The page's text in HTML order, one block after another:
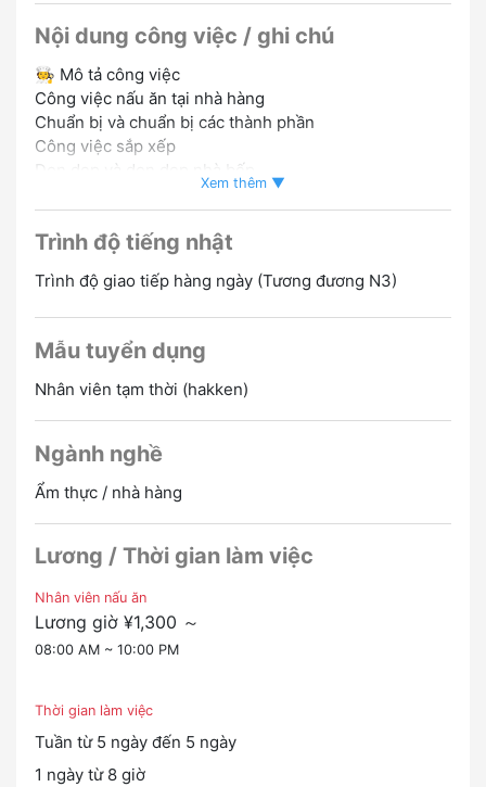
Bạn có thể tận dụng tối đa trải nghiệm nấu ăn của
Bất kể giới tính hoặc quốc tịch 🌍
Những người có thể làm việc trong một thời gian dài
đều được chào đón 💪
Nội dung công việc / ghi chú
🧑‍🍳 Mô tả công việc
Công việc nấu ăn tại nhà hàng
Chuẩn bị và chuẩn bị các thành phần
Công việc sắp xếp
Dọn dẹp và dọn dẹp nhà bếp
Hỗ trợ nấu ăn và công việc nhà bếp nói chung
✅ Điều kiện ứng dụng
người có thể làm việc vào thứ bảy và chủ nhật đều
được chào đón)
Những người có thể làm việc 8 giờ từ 8:00 đến 22:00
Tiếng Nhật trình độ N3 trở lên
Bất kể giới tính hoặc quốc tịch
Xem thêm ▼
Trình độ tiếng nhật
Trình độ giao tiếp hàng ngày (Tương đương N3)
Mẫu tuyển dụng
Nhân viên tạm thời (hakken)
Ngành nghề
Ẩm thực / nhà hàng
Lương / Thời gian làm việc
Nhân viên nấu ăn
Lương giờ ¥1,300 ～
08:00 AM ~ 10:00 PM
Thời gian làm việc
Tuần từ 5 ngày đến 5 ngày
1 ngày từ 8 giờ